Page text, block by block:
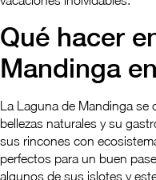
Qué hacer
Mandinga
La Laguna de Mandinga
bellezas naturales y su
sus rincones con
perfectos para un buen
algunos de sus islotes y